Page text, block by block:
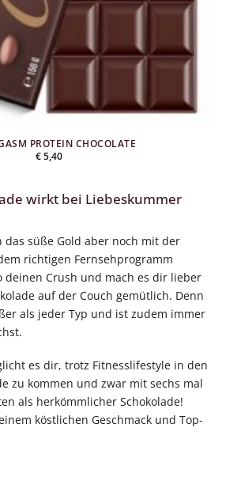
PROTEIN CHOCOLATE
€5,40
wirkt bei Liebeskummer
das süße Gold aber noch mit der
richtigen Fernsehprogramm
deinen Crush und mach es dir lieber
auf der Couch gemütlich. Denn
als jeder Typ und ist zudem immer
es dir, trotz Fitnesslifestyle in den
zu kommen und zwar mit sechs mal
als herkömmlicher Schokolade!
köstlichen Geschmack und Top-